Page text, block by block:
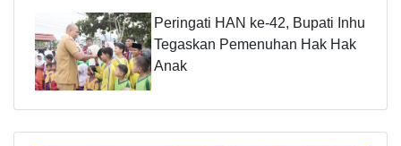
Peringati HAN ke-42, Bupati Inhu
Tegaskan Pemenuhan Hak Hak
Anak